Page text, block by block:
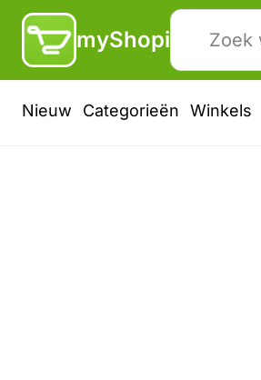
myShopi
Nieuw Categorieën Winkels